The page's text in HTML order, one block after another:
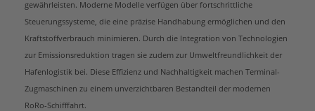
gewährleisten. Moderne Modelle verfügen über fortschrittliche
Steuerungssysteme, die eine präzise Handhabung ermöglichen und den
Kraftstoffverbrauch minimieren. Durch die Integration von Technologien
zur Emissionsreduktion tragen sie zudem zur Umweltfreundlichkeit der
Hafenlogistik bei. Diese Effizienz und Nachhaltigkeit machen Terminal-
Zugmaschinen zu einem unverzichtbaren Bestandteil der modernen
RoRo-Schifffahrt.